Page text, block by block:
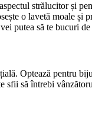
strălucitor și
o lavetă moale și
putea să te bucuri
Optează pentru
sfii să întrebi